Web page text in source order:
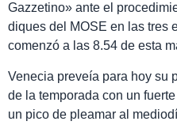
Gazzetino» ante el
diques del MOSE en las tres
comenzó a las 8.54 de esta
Venecia preveía para hoy su
de la temporada con un
un pico de pleamar al